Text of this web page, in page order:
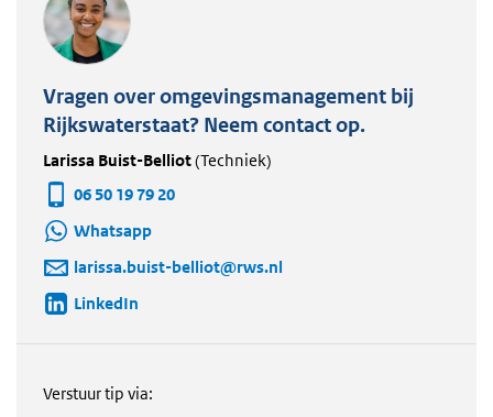
Vragen over omgevingsmanagement bij
Rijkswaterstaat? Neem contact op.
Larissa Buist-Belliot(Techniek)
06 50 19 79 20
Whatsapp
larissa.buist-belliot@rws.nl
LinkedIn
Verstuur tip via: